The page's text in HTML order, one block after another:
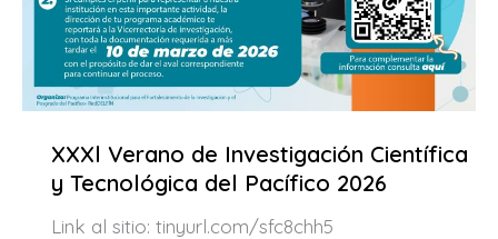
XXXl Verano de Investigación Científica
y Tecnológica del Pacífico 2026
Link al sitio: tinyurl.com/sfc8chh5